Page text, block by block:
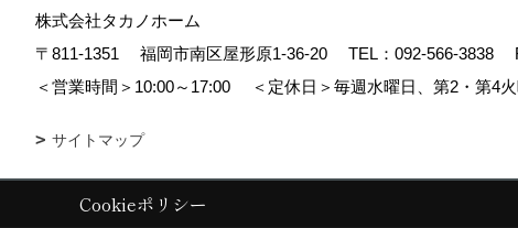
株式会社タカノホーム
〒811-1351
福岡市南区屋形原1-36-20 TEL： 092-566-3838
＜営業時間＞10:00～17:00
＜定休日＞毎週水曜日、第2・第4
サイトマップ
Copyright (c) TAKANO CONSTRUCTION CO.,LTD. All Rights Reserved.
Cookieポリシー